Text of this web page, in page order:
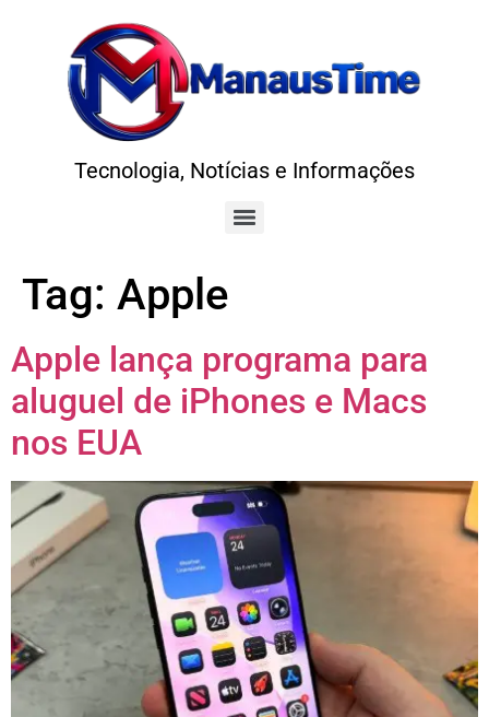
Tecnologia, Notícias e Informações
Tag: Apple
Apple lança programa para
aluguel de iPhones e Macs
nos EUA